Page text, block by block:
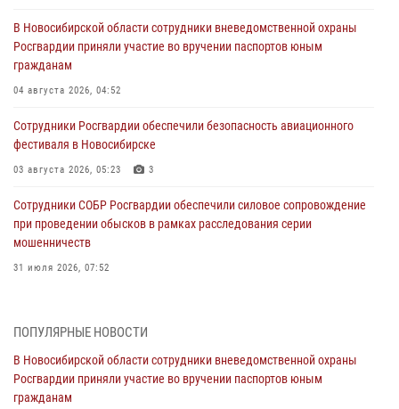
В Новосибирской области сотрудники вневедомственной охраны
Росгвардии приняли участие во вручении паспортов юным
гражданам
04 августа 2026, 04:52
Сотрудники Росгвардии обеспечили безопасность авиационного
фестиваля в Новосибирске
03 августа 2026, 05:23 3
Сотрудники СОБР Росгвардии обеспечили силовое сопровождение
при проведении обысков в рамках расследования серии
мошенничеств
31 июля 2026, 07:52
При силовой поддержке бойцов ОМОН и СОБР Росгвардии
пресечена деятельность группы лиц, причастных к мошенничеству
ПОПУЛЯРНЫЕ НОВОСТИ
В Новосибирской области сотрудники вневедомственной охраны
Росгвардии приняли участие во вручении паспортов юным
гражданам